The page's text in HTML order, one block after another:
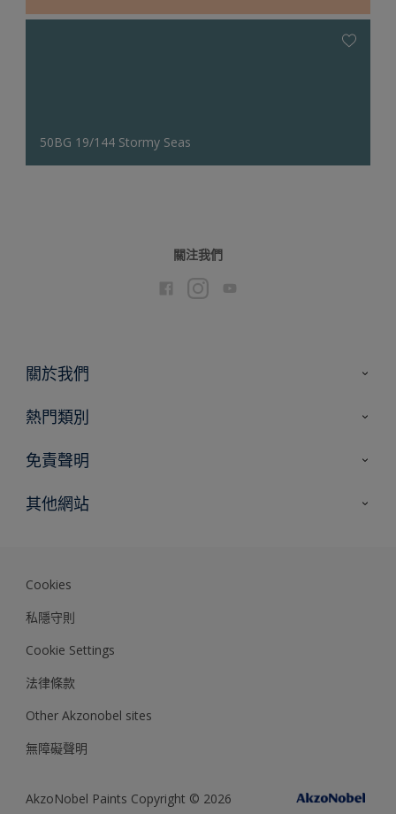
50BG 19/144 Stormy Seas
關注我們
關於我們
聯絡我們
熱門類別
尋找顏色
專家見解
免責聲明
色彩準確度
其他網站
Cookies
私隱守則
Cookie Settings
法律條款
Other Akzonobel sites
無障礙聲明
AkzoNobel Paints Copyright © 2026